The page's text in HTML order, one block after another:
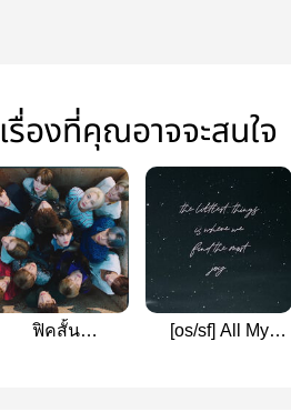
เรื่องที่คุณอาจจะสนใจ
ฟิคสั้น
[os/sf] All My